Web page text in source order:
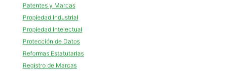
Patentes y Marcas
Propiedad Industrial
Propiedad Intelectual
Protección de Datos
Reformas Estatutarias
Registro de Marcas